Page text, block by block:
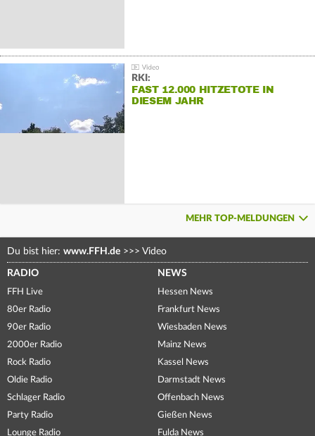
RKI:
FAST 12.000 HITZETOTE IN
DIESEM JAHR
MEHR TOP-MELDUNGEN
Du bist hier: www.FFH.de >>> Video
RADIO
FFH Live
80er Radio
90er Radio
2000er Radio
Rock Radio
Oldie Radio
Schlager Radio
Party Radio
Lounge Radio
NEWS
Hessen News
Frankfurt News
Wiesbaden News
Mainz News
Kassel News
Darmstadt News
Offenbach News
Gießen News
Fulda News